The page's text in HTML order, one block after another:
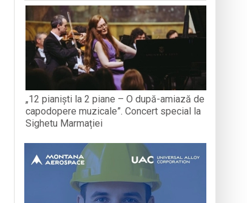
„12 pianiști la 2 piane – O după-amiază de
capodopere muzicale”. Concert special la
Sighetu Marmației